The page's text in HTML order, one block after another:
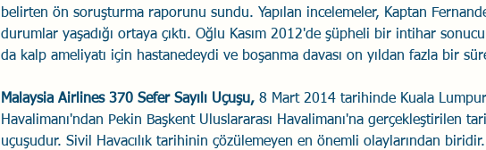
belirten ön soruşturma raporunu sundu. Yapılan incelemeler, Kaptan
durumlar yaşadığı ortaya çıktı. Oğlu Kasım 2012'de şüpheli bir intihar sonucu
da kalp ameliyatı için hastanedeydi ve boşanma davası on yıldan fazla bir
Malaysia Airlines 370 Sefer Sayılı Uçuşu, 8 Mart 2014 tarihinde Kuala Lumpur
Havalimanı'ndan Pekin Başkent Uluslararası Havalimanı'na gerçekleştirilen
uçuşudur. Sivil Havacılık tarihinin çözülemeyen en önemli olaylarından